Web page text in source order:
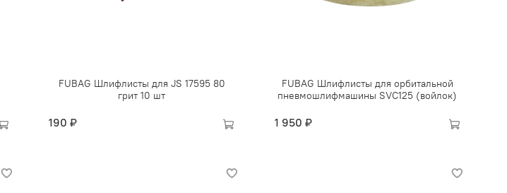
FUBAG Шлифлисты для JS 17595 80
грит 10 шт
190 ₽
FUBAG Шлифлисты для орбитальной
пневмошлифмашины SVC125 (войлок)
1 950 ₽